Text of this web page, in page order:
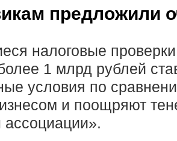
предложили
налоговые
1 млрд рублей
условия по
и поощряют